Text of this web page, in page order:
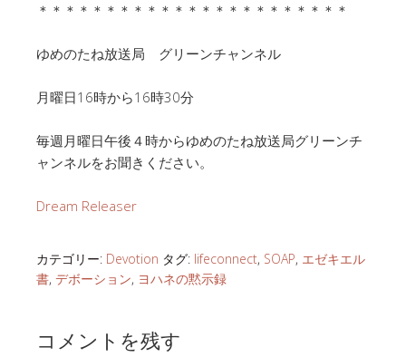
＊＊＊＊＊＊＊＊＊＊＊＊＊＊＊＊＊＊＊＊＊＊＊
ゆめのたね放送局 グリーンチャンネル
月曜日16時から16時30分
毎週月曜日午後４時からゆめのたね放送局グリーンチ
ャンネルをお聞きください。
Dream Releaser
カテゴリー: Devotion タグ: lifeconnect, SOAP, エゼキエル
書, デボーション, ヨハネの黙示録
コメントを残す